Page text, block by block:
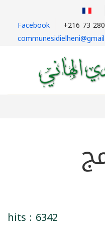
Facebook
+216 73
hits : 6342